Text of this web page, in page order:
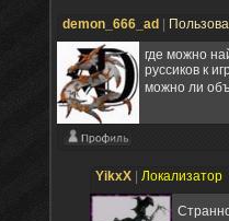
demon_666_ad
где можно
руссиков к
можно ли
YikxX Локализатор